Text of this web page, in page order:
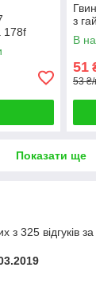
178f
з
В
51
53 ₴/
Показати ще
з 325 відгуків за